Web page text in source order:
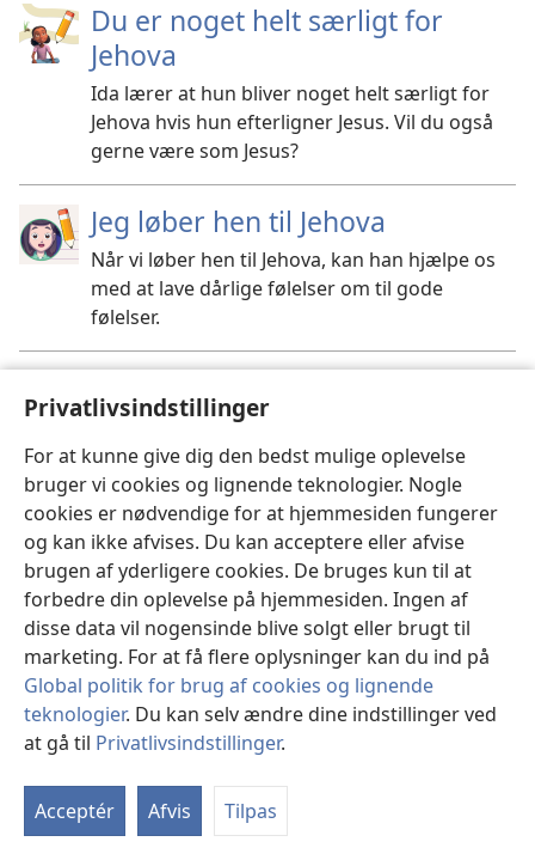
Privatlivsindstillinger
For at kunne give dig den bedst mulige oplevelse
bruger vi cookies og lignende teknologier. Nogle
cookies er nødvendige for at hjemmesiden fungerer
og kan ikke afvises. Du kan acceptere eller afvise
brugen af yderligere cookies. De bruges kun til at
forbedre din oplevelse på hjemmesiden. Ingen af
disse data vil nogensinde blive solgt eller brugt til
marketing. For at få flere oplysninger kan du ind på
Global politik for brug af cookies og lignende
teknologier. Du kan selv ændre dine indstillinger ved
at gå til Privatlivsindstillinger.
Acceptér Afvis Tilpas
Du er noget helt særligt for
Jehova
Ida lærer at hun bliver noget helt særligt for
Jehova hvis hun efterligner Jesus. Vil du også
gerne være som Jesus?
Jeg løber hen til Jehova
Når vi løber hen til Jehova, kan han hjælpe os
med at lave dårlige følelser om til gode
følelser.
Lad os gøre os klar til forkyndelsen!
Jehova er vores Far
Jehova vil gerne have at vi ser ham som vores
Far.
Gør Jehova stolt
Stå op for det du tror på, og gør Jehova stolt.
Jehova får det til at gro
Find ud af hvordan et menneske kan vokse
åndeligt!